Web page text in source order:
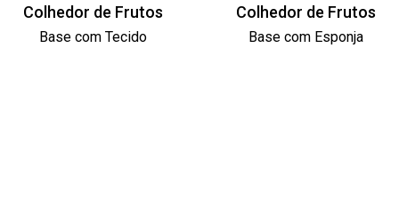
Colhedor de Frutos
Base com Tecido
Colhedor de Frutos
Base com Esponja